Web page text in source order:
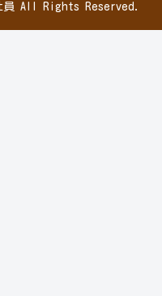
員 All Rights Reserved.